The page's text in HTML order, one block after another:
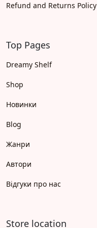
Refund and Returns Policy
Top Pages
Dreamy Shelf
Shop
Новинки
Blog
Жанри
Автори
Відгуки про нас
Store location